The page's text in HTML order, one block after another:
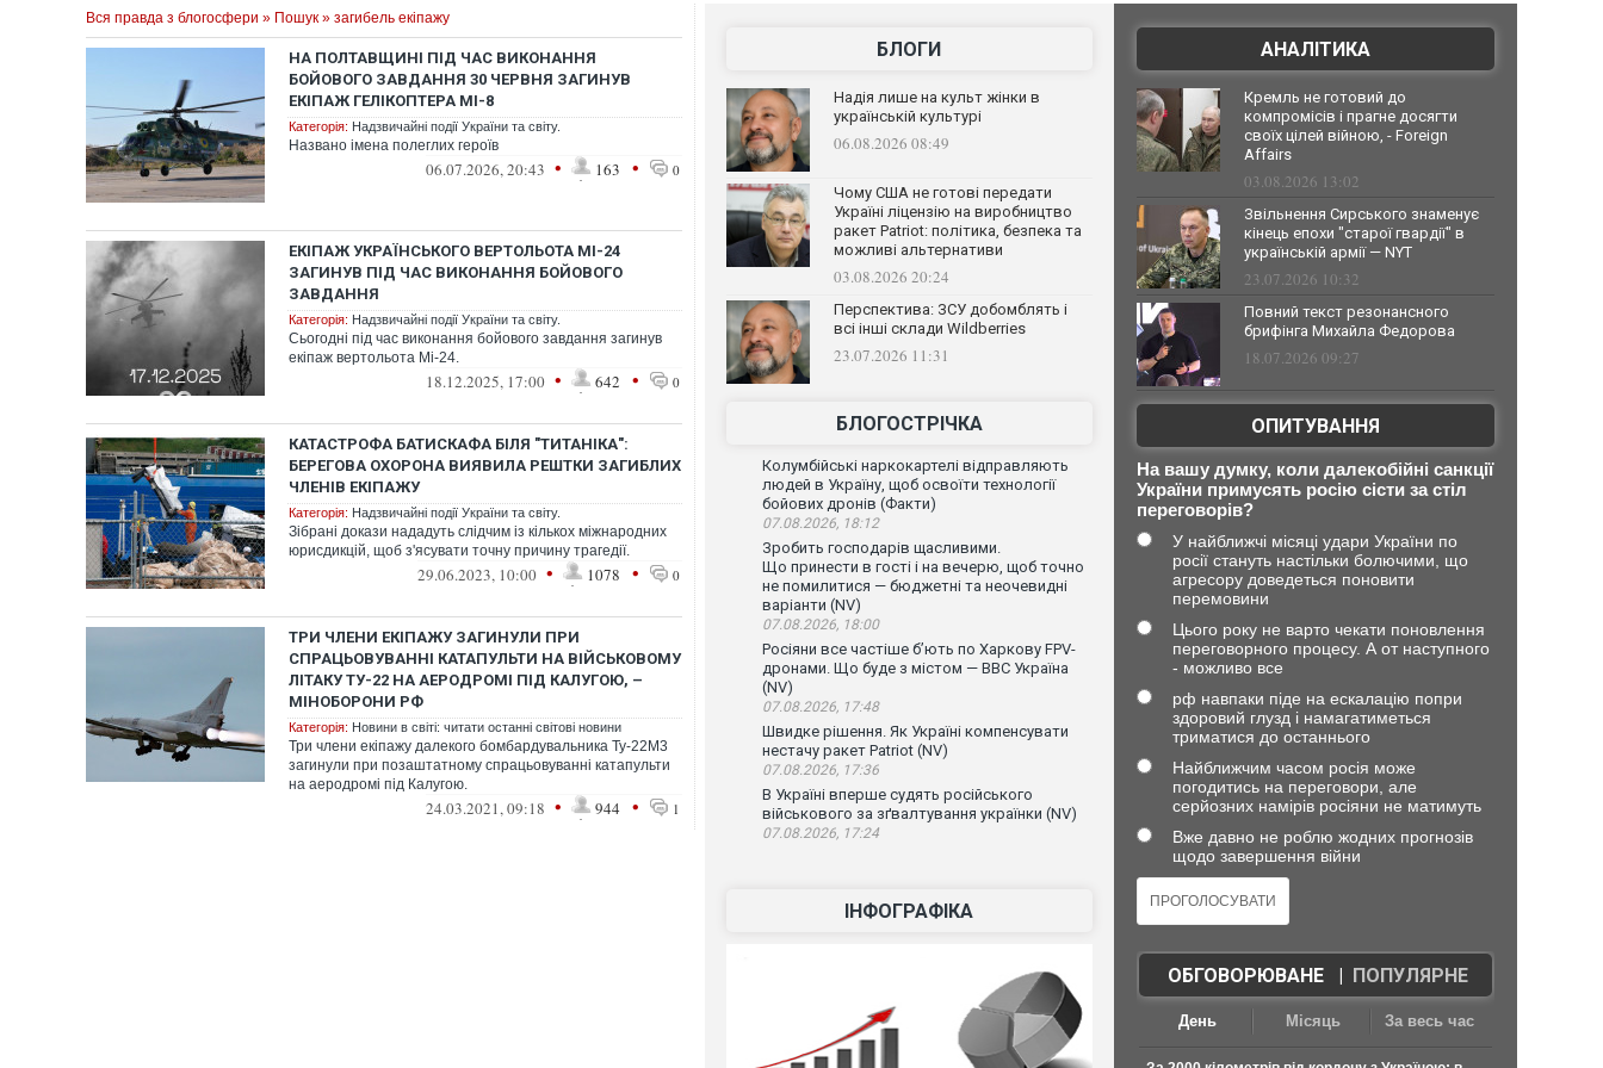
Вся правда з блогосфери » Пошук » загибель екіпажу
НА ПОЛТАВЩИНІ ПІД ЧАС ВИКОНАННЯ
БОЙОВОГО ЗАВДАННЯ 30 ЧЕРВНЯ ЗАГИНУВ
ЕКІПАЖ ГЕЛІКОПТЕРА МІ-8
Категорія: Надзвичайні події України та світу.
Названо імена полеглих героїв
06.07.2026, 20:43 • 163 • 0
ЕКІПАЖ УКРАЇНСЬКОГО ВЕРТОЛЬОТА МІ-24
ЗАГИНУВ ПІД ЧАС ВИКОНАННЯ БОЙОВОГО
ЗАВДАННЯ
Категорія: Надзвичайні події України та світу.
Сьогодні під час виконання бойового завдання загинув
екіпаж вертольота Мі-24.
18.12.2025, 17:00 • 642 • 0
КАТАСТРОФА БАТИСКАФА БІЛЯ "ТИТАНІКА":
БЕРЕГОВА ОХОРОНА ВИЯВИЛА РЕШТКИ ЗАГИБЛИХ
ЧЛЕНІВ ЕКІПАЖУ
Категорія: Надзвичайні події України та світу.
Зібрані докази нададуть слідчим із кількох міжнародних
юрисдикцій, щоб з'ясувати точну причину трагедії.
29.06.2023, 10:00 • 1078 • 0
ТРИ ЧЛЕНИ ЕКІПАЖУ ЗАГИНУЛИ ПРИ
СПРАЦЬОВУВАННІ КАТАПУЛЬТИ НА ВІЙСЬКОВОМУ
ЛІТАКУ ТУ-22 НА АЕРОДРОМІ ПІД КАЛУГОЮ, –
МІНОБОРОНИ РФ
Категорія: Новини в світі: читати останні світові новини
Три члени екіпажу далекого бомбардувальника Ту-22М3
загинули при позаштатному спрацьовуванні катапульти
на аеродромі під Калугою.
24.03.2021, 09:18 • 944 • 1
БЛОГИ
Надія лише на культ жінки в
українській культурі
06.08.2026 08:49
Чому США не готові передати
Україні ліцензію на виробництво
ракет Patriot: політика, безпека та
можливі альтернативи
03.08.2026 20:24
Перспектива: ЗСУ добомблять і
всі інші склади Wildberries
23.07.2026 11:31
БЛОГОСТРІЧКА
Колумбійські наркокартелі відправляють
людей в Україну, щоб освоїти технології
бойових дронів (Факти)
07.08.2026, 18:12
Зробить господарів щасливими.
Що принести в гості і на вечерю, щоб точно
не помилитися — бюджетні та неочевидні
варіанти (NV)
07.08.2026, 18:00
Росіяни все частіше бʼють по Харкову FPV-
дронами. Що буде з містом — ВВС Україна
(NV)
07.08.2026, 17:48
Швидке рішення. Як Україні компенсувати
нестачу ракет Patriot (NV)
07.08.2026, 17:36
В Україні вперше судять російського
військового за зґвалтування українки (NV)
07.08.2026, 17:24
ІНФОГРАФІКА
АНАЛІТИКА
Кремль не готовий до
компромісів і прагне досягти
своїх цілей війною, - Foreign
Affairs
03.08.2026 13:02
Звільнення Сирського знаменує
кінець епохи "старої гвардії" в
українській армії — NYT
23.07.2026 10:32
Повний текст резонансного
брифінга Михайла Федорова
18.07.2026 09:27
ОПИТУВАННЯ
На вашу думку, коли далекобійні санкції
України примусять росію сісти за стіл
переговорів?
У найближчі місяці удари України по
росії стануть настільки болючими, що
агресору доведеться поновити
перемовини
Цього року не варто чекати поновлення
переговорного процесу. А от наступного
- можливо все
рф навпаки піде на ескалацію попри
здоровий глузд і намагатиметься
триматися до останнього
Найближчим часом росія може
погодитись на переговори, але
серйозних намірів росіяни не матимуть
Вже давно не роблю жодних прогнозів
щодо завершення війни
ОБГОВОРЮВАНЕ| ПОПУЛЯРНЕ
День Місяць За весь час